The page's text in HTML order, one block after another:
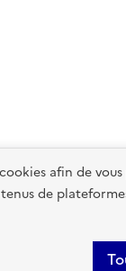
afin de
de